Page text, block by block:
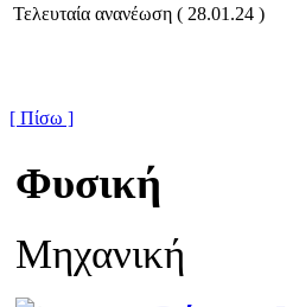
Τελευταία ανανέωση ( 28.01.24 )
[ Πίσω ]
Φυσική
Μηχανική